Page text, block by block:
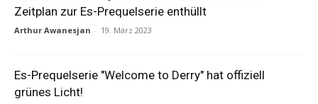
Zeitplan zur Es-Prequelserie enthüllt
Arthur Awanesjan - 19. März 2023
Es-Prequelserie "Welcome to Derry" hat offiziell
grünes Licht!